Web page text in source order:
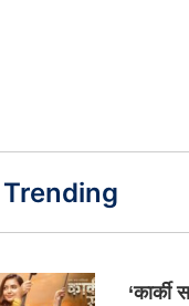
Trending
‘कार्की